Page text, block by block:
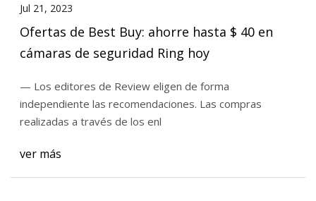
Jul 21, 2023
Ofertas de Best Buy: ahorre hasta $ 40 en
cámaras de seguridad Ring hoy
— Los editores de Review eligen de forma
independiente las recomendaciones. Las compras
realizadas a través de los enl
ver más